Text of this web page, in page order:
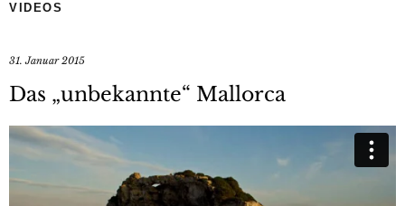
VIDEOS
31. Januar 2015
Das „unbekannte“ Mallorca